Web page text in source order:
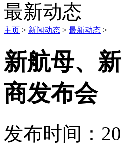
最新动态
主页 > 新闻动态 > 最新动态 >
新航母、
商发布会
发布时间：